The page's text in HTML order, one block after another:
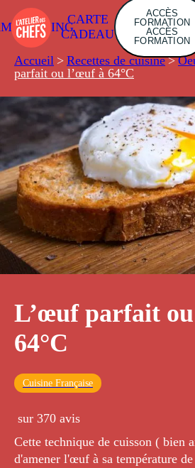
CARTE
CADEAU
ACCÈS
FORMATION
ACCÈS
FORMATION
Accueil > Recettes de cuisine >
parfait ou l’œuf à 64°C
L’œuf parfait
64°C
Cuisine Française
sur 370 avis
Cette technique de cuisson ( bien
d'amener l'œuf à sa température